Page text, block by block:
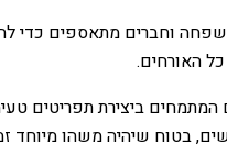
משפחה וחברים מתאספים
כל האורחים.
ביצירת תפריטים
שיהיה משהו מיוחד